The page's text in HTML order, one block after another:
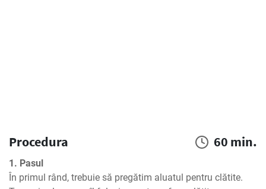
Procedura 60 min.
1. Pasul
În primul rând, trebuie să pregătim aluatul pentru clătite.